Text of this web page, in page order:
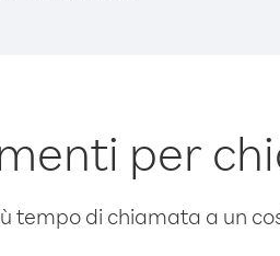
per
tempo di chiamata a un